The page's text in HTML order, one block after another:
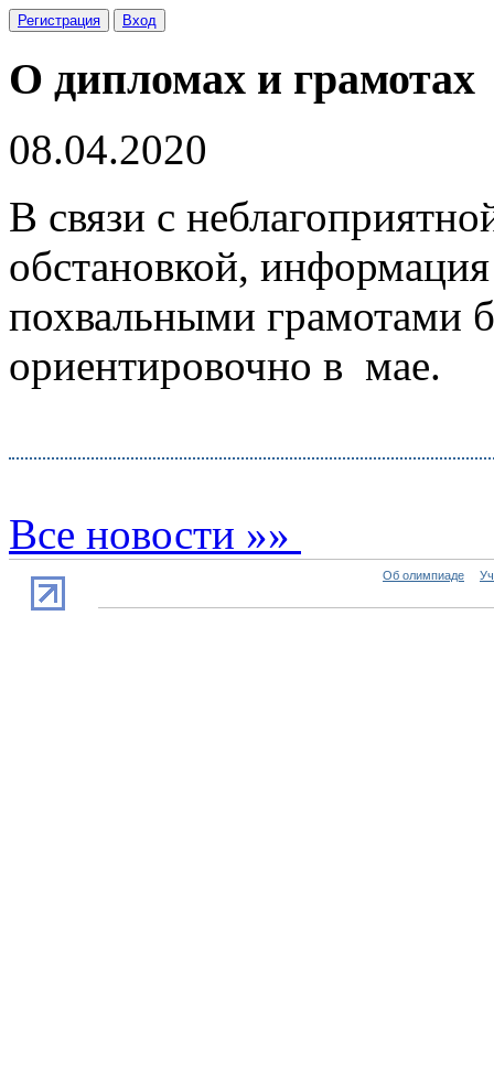
Регистрация Вход
О дипломах и грамотах
08.04.2020
В связи с
обстановкой,
похвальными грамотами
ориентировочно в мае.
Все новости »»
Об олимпиаде